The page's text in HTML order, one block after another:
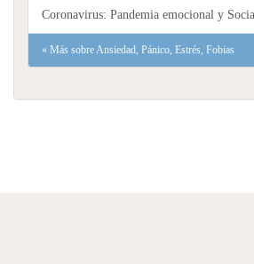
Coronavirus: Pandemia emocional y
« Más sobre Ansiedad, Pánico, Estrés, Fobias